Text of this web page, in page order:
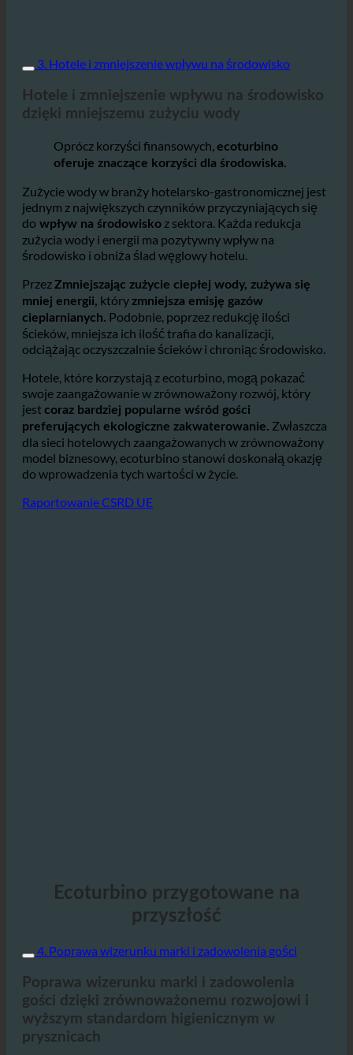
3. Hotele i zmniejszenie wpływu na środowisko
dzięki mniejszemu zużyciu wody
Oprócz korzyści finansowych,
ecoturbino
oferuje znaczące korzyści dla środowiska.
Zużycie wody w branży hotelarsko-gastronomicznej jest
jednym z największych czynników przyczyniających się
dowpływ na środowiskoz sektora. Każda redukcja
zużycia wody i energii ma pozytywny wpływ na
środowisko i obniża ślad węglowy hotelu.
PrzezZmniejszając zużycie ciepłej wody, zużywa się
mniej energii,któryzmniejsza emisję gazów
cieplarnianych. Podobnie, poprzez redukcję ilości
ścieków, mniejsza ich ilość trafia do kanalizacji,
odciążając oczyszczalnie ścieków i chroniąc środowisko.
Hotele, które korzystają z ecoturbino, mogą pokazać
swoje zaangażowanie w zrównoważony rozwój, który
jestcoraz bardziej popularne wśród gości
preferujących ekologiczne zakwaterowanie.Zwłaszcza
dla sieci hotelowych zaangażowanych w zrównoważony
model biznesowy, ecoturbino stanowi doskonałą okazję
do wprowadzenia tych wartości w życie.
przyszłość
4. Poprawa wizerunku marki i zadowolenia gości
Poprawa wizerunku marki i zadowolenia
gości dzięki zrównoważonemu rozwojowi i